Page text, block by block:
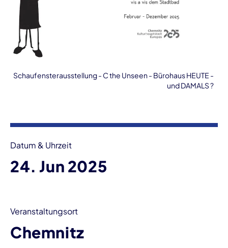
Schaufensterausstellung - C the Unseen - Bürohaus HEUTE -
und DAMALS ?
Datum & Uhrzeit
24. Jun 2025
Veranstaltungsort
Chemnitz